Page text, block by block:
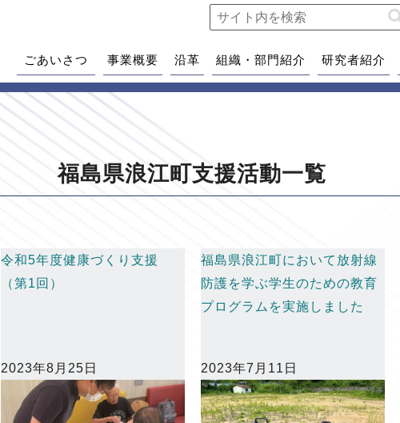
ごあいさつ 事業概要 沿革 組織・部門紹介 研究者紹介
福島県浪江町支援活動一覧
令和5年度健康づくり支援
（第1回）
2023年8月25日
福島県浪江町において放射線
防護を学ぶ学生のための教育
プログラムを実施しました
2023年7月11日